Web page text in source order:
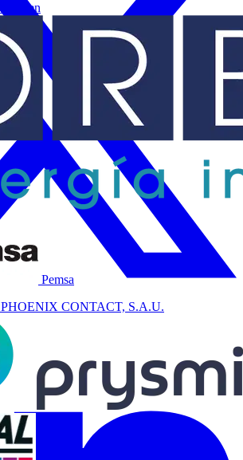
Niessen
Pemsa
PHOENIX CONTACT, S.A.U.